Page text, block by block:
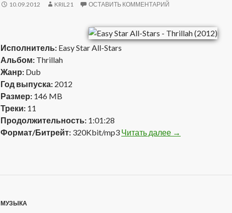
10.09.2012 KRIL21 ОСТАВИТЬ КОММЕНТАРИЙ
Исполнитель: Easy Star All-Stars
Альбом: Thrillah
Жанр: Dub
Год выпуска: 2012
Размер: 146 MB
Треки: 11
Продолжительность: 1:01:28
Формат/Битрейт: 320Kbit/mp3 Читать далее Easy Star All-
→
МУЗЫКА